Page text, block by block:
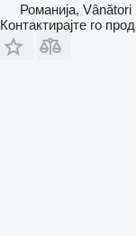
Романија, Vânători
Контактирајте го